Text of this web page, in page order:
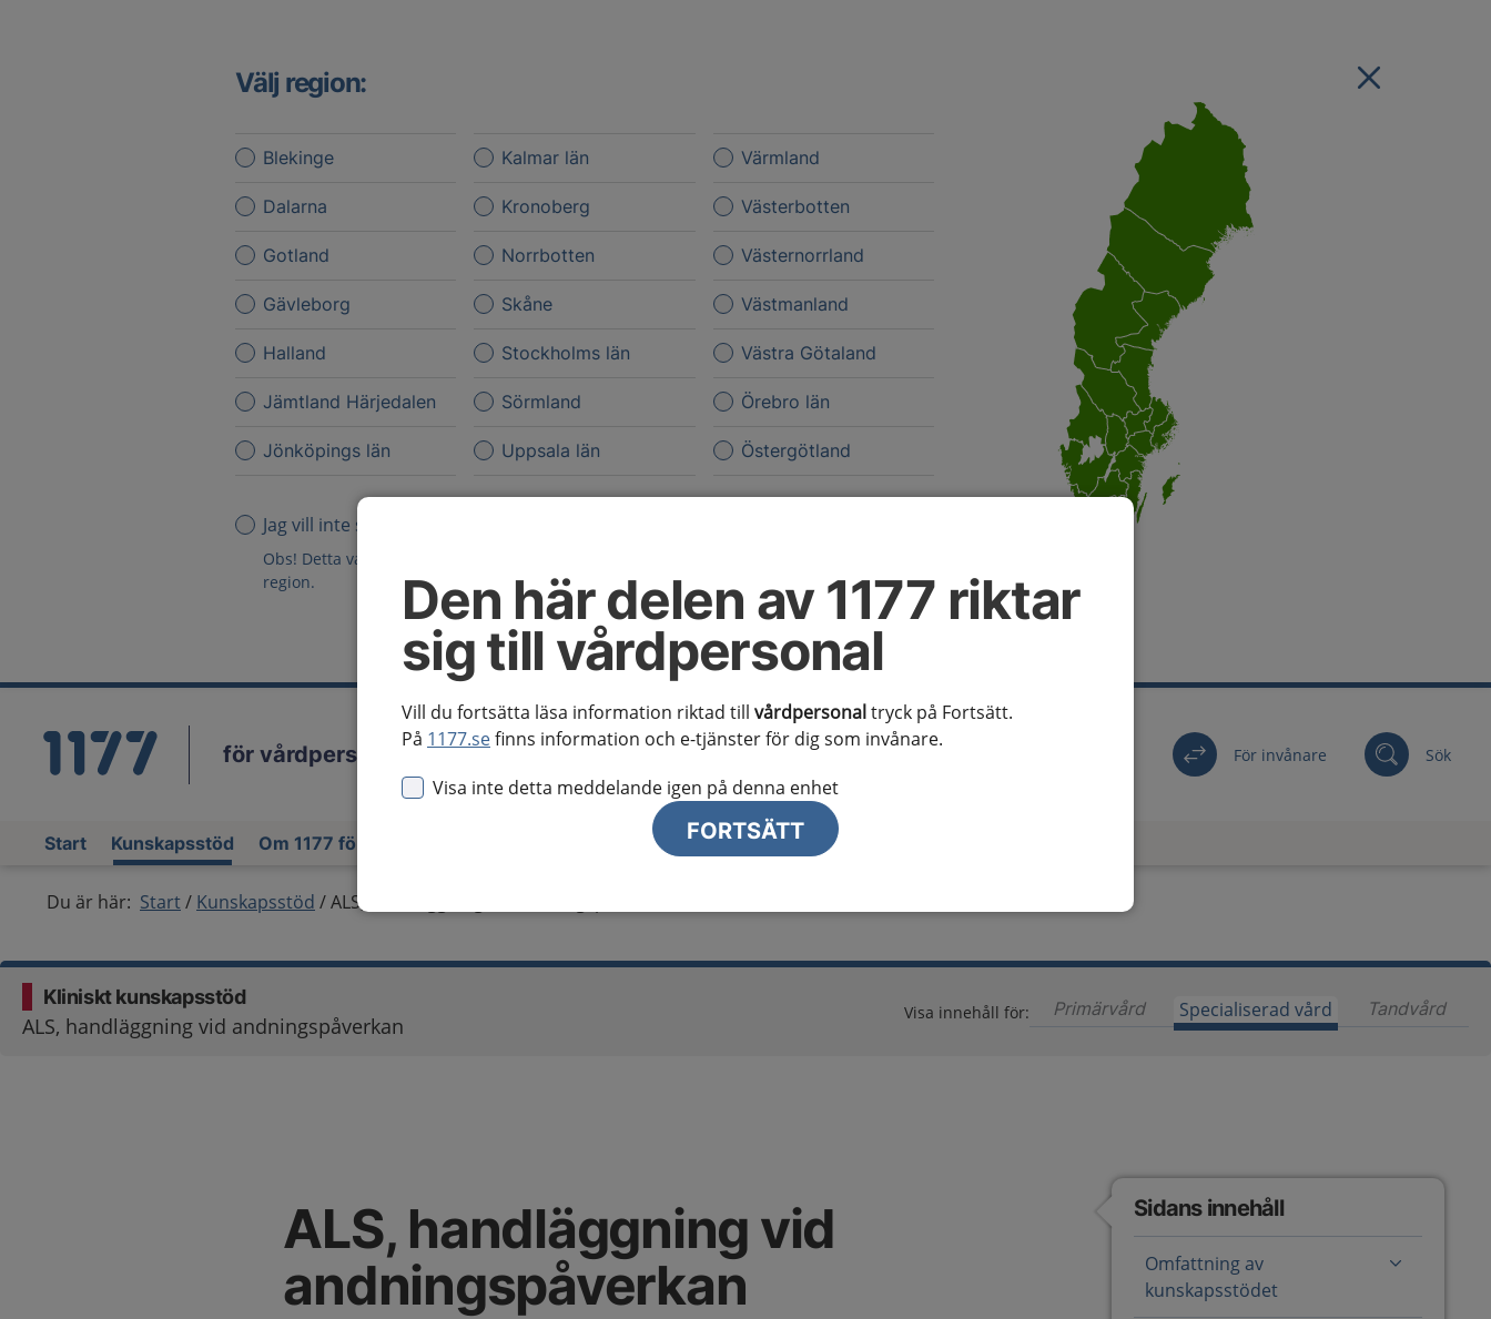
Den här delen av 1177 riktar
sig till vårdpersonal
Vill du fortsätta läsa information riktad till vårdpersonaltryck på Fortsätt.
På 1177.sefinns information och e-tjänster för dig som invånare.
Visa inte detta meddelande igen på denna enhet
FORTSÄTT
Välj region:
Blekinge
Dalarna
Gotland
Gävleborg
Halland
Jämtland Härjedalen
Jönköpings län
Kalmar län
Kronoberg
Norrbotten
Skåne
Stockholms län
Sörmland
Uppsala län
Värmland
Västerbotten
Västernorrland
Västmanland
Västra Götaland
Örebro län
Östergötland
Jag vill inte se någon regional information
Obs! Detta val innebär att du inte ser regionalt innehåll och viktig information som gäller just din
region.
för vårdpersonal Välj region För invånare Sök
Start Kunskapsstöd Om 1177 för vårdpersonal
Du är här: Start Kunskapsstöd ALS, handläggning vid andningspåverkan
Kliniskt kunskapsstöd
ALS, handläggning vid andningspåverkan
Visa innehåll för: PrimärvårdInnehåll för primärvård är ännu ej
Specialiserad vård Tandvård
ALS, handläggning vid
andningspåverkan
Sidans innehåll
Omfattning av
kunskapsstödet